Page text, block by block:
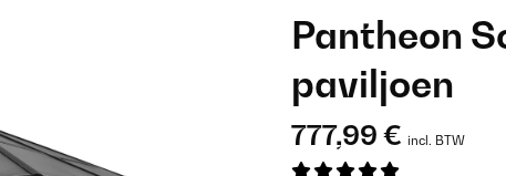
Pantheon
paviljoen
777,99 € incl. BTW